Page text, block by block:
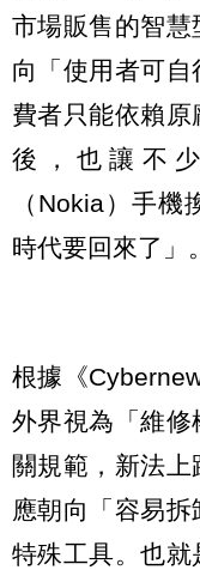
市場販售的智慧
向「使用者可
費者只能依賴
後，也讓不
（Nokia）手
時代要回來了」。
根據《
外界視為「維修
關規範，新法
應朝向「容易
特殊工具。也